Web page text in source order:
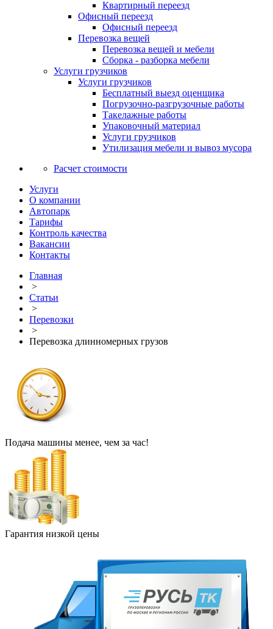
Квартирный переезд
Офисный переезд
Офисный переезд
Перевозка вещей
Перевозка вещей и мебели
Сборка - разборка мебели
Услуги грузчиков
Услуги грузчиков
Бесплатный выезд оценщика
Погрузочно-разгрузочные работы
Такелажные работы
Упаковочный материал
Услуги грузчиков
Утилизация мебели и вывоз мусора
Расчет стоимости
Услуги
О компании
Автопарк
Тарифы
Контроль качества
Вакансии
Контакты
Главная
>
Статьи
>
Перевозки
>
Перевозка длинномерных грузов
Подача машины менее, чем за час!
Гарантия низкой цены